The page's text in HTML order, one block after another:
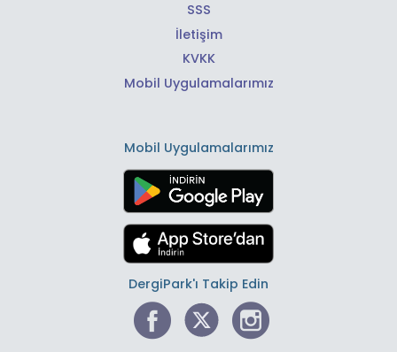
SSS
İletişim
KVKK
Mobil Uygulamalarımız
Mobil Uygulamalarımız
DergiPark'ı Takip Edin